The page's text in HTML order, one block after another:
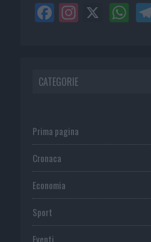
CATEGORIE
Prima pagina
Cronaca
Economia
Sport
Eventi